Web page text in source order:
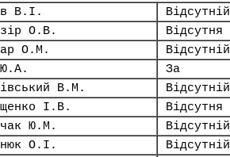
В.І.
Відсутній
О.В.
Відсутня
О.М.
Відсутній
За
В.М.
Відсутній
І.В.
Відсутня
Ю.М.
Відсутній
О.І.
Відсутній